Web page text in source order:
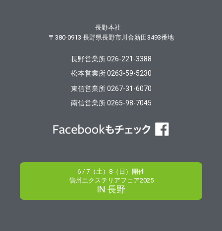
長野本社
〒380-0913 長野県長野市川合新田3493番地
長野営業所 026-221-3388
松本営業所 0263-59-5230
東信営業所 0267-31-6070
南信営業所 0265-98-7045
6 / 7（土）8（日）開催
信州エクステリアフェア2025
IN 長野